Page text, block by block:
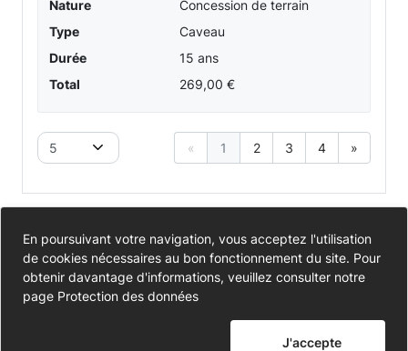
Nature
Concession de terrain
Type
Caveau
Durée
15 ans
Total
269,00 €
5 « 1 2 3 4 »
Accessibilité
Partiellement conforme
Données personnelles
Mentions légales
En poursuivant votre navigation, vous acceptez l'utilisation
de cookies nécessaires au bon fonctionnement du site. Pour
obtenir davantage d'informations, veuillez consulter notre
page Protection des données
J'accepte